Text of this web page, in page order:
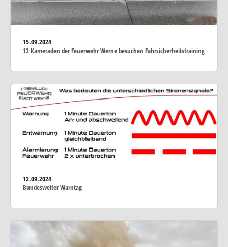
15.09.2024
12 Kameraden der Feuerwehr Werne besuchen Fahrsicherheitstraining
12.09.2024
Bundesweiter Warntag